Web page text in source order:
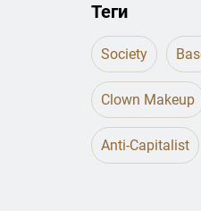
Теги
Society
Clown Makeup
Anti-Capitalist